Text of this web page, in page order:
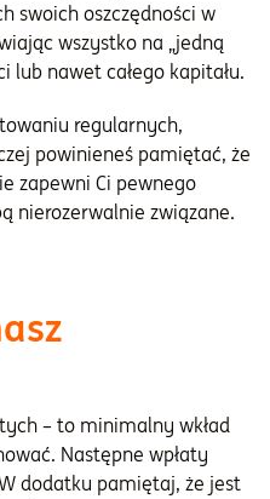
swoich oszczędności w
wszystko na „jedną
lub nawet całego kapitału.
regularnych,
powinieneś pamiętać, że
zapewni Ci pewnego
nierozerwalnie związane.
– to minimalny wkład
Następne wpłaty
dodatku pamiętaj, że jest